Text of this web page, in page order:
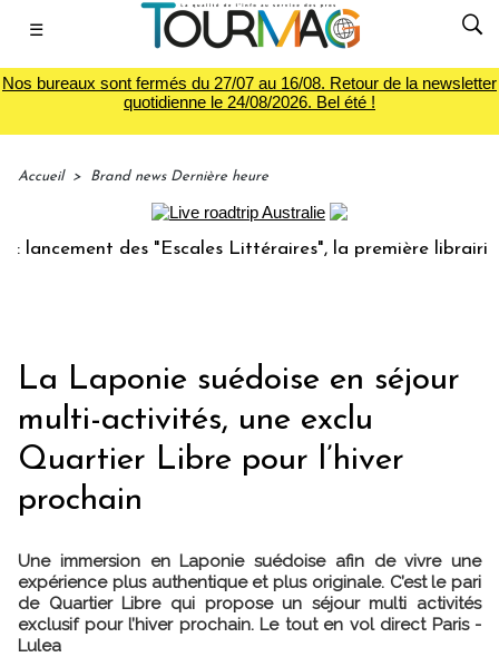
☰
Nos bureaux sont fermés du 27/07 au 16/08. Retour de la newsletter
quotidienne le 24/08/2026. Bel été !
Accueil > Brand news Dernière heure
des "Escales Littéraires", la première librairie du
La Laponie suédoise en séjour
multi-activités, une exclu
Quartier Libre pour l’hiver
prochain
Une immersion en Laponie suédoise afin de vivre une
expérience plus authentique et plus originale. C’est le pari
de Quartier Libre qui propose un séjour multi activités
exclusif pour l’hiver prochain. Le tout en vol direct Paris -
Lulea